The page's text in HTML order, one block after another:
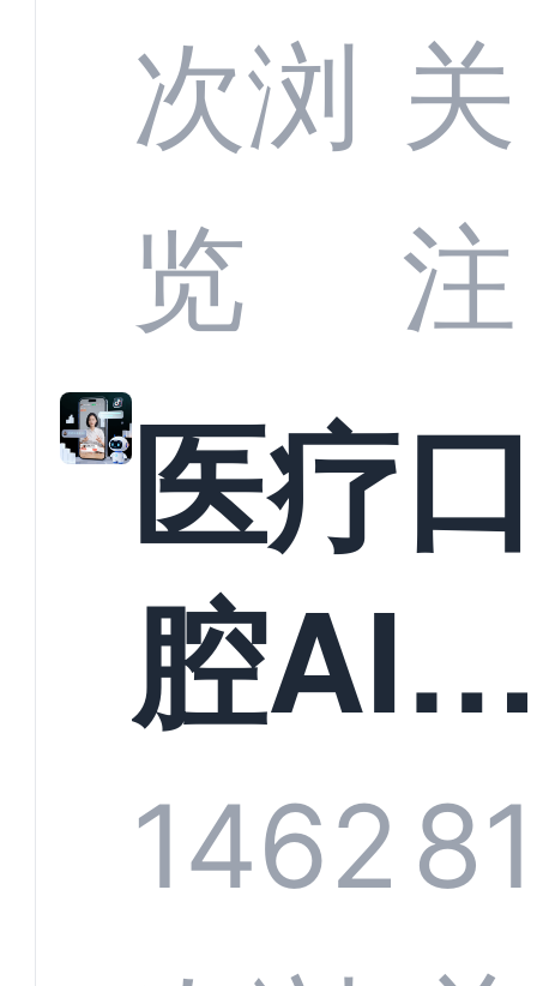
业标
准？
CRM
何助力
教育机
构实现
规模化
次浏
览
关
注
医疗口
腔AI
服系统
1462